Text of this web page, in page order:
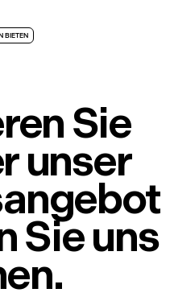
BIETEN
Sie
unser
Sie uns